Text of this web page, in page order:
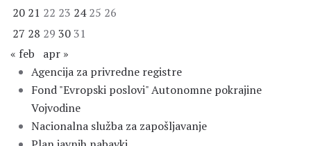
20 21 22 23 24 25 26
27 28 29 30 31
« feb
apr »
Agencija za privredne registre
Fond "Evropski poslovi" Autonomne pokrajine
Vojvodine
Nacionalna služba za zapošljavanje